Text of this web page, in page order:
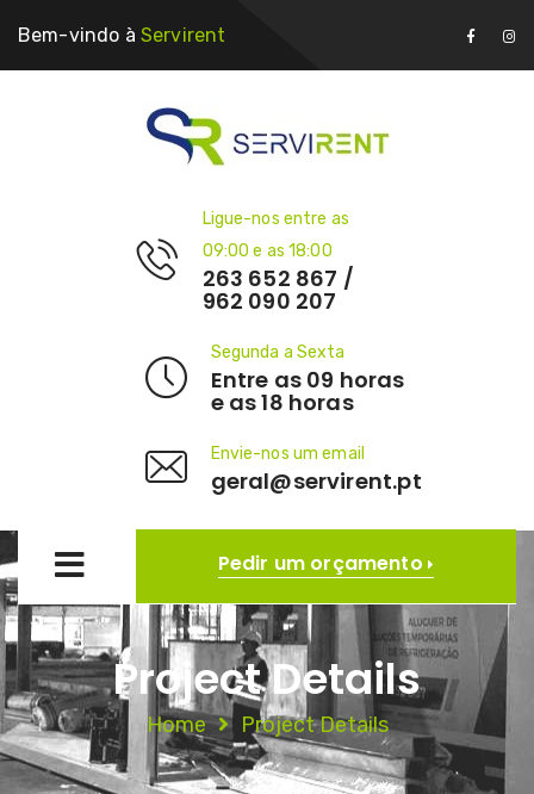
Bem-vindo à Servirent
Ligue-nos entre as
09:00 e as 18:00
263 652 867 /
962 090 207
Segunda a Sexta
Entre as 09 horas
e as 18 horas
Envie-nos um email
geral@servirent.pt
Pedir um orçamento
Project Details
Home Project Details